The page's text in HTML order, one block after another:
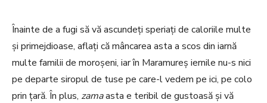
Înainte de a fugi să vă ascundeți speriați de caloriile multe
și primejdioase, aflați că mâncarea asta a scos din iarnă
multe familii de moroșeni, iar în Maramureș iernile nu-s nici
pe departe siropul de tuse pe care-l vedem pe ici, pe colo
prin țară. În plus, zamaasta e teribil de gustoasă și vă